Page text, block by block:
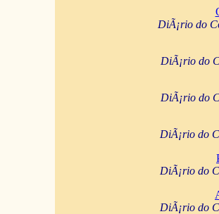
DiÃ¡rio do
DiÃ¡rio do
DiÃ¡rio do
DiÃ¡rio do
DiÃ¡rio do
DiÃ¡rio do